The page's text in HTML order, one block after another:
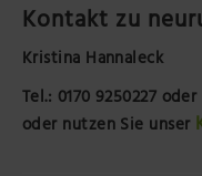
Kontakt zu
Kristina Hannaleck
Tel.: 0170 9250227
oder nutzen Sie unser